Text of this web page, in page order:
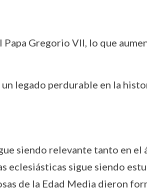
Gregorio VII, lo que
legado perdurable en la
siendo relevante tanto en
eclesiásticas sigue siendo
de la Edad Media dieron